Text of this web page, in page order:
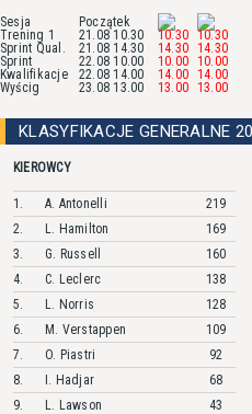
Sesja
Początek
Trening 1
21.08 10.30
Sprint Qual.
21.08 14.30
Sprint
22.08 10.00
Kwalifikacje
22.08 14.00
Wyścig
23.08 13.00
10.30
14.30
10.00
14.00
13.00
10.30
14.30
10.00
14.00
13.00
KLASYFIKACJE GENERALNE
KIEROWCY
1. A. Antonelli
219
2.
L. Hamilton
169
3.
G. Russell
160
4.
C. Leclerc
138
5.
L. Norris
128
6.
M. Verstappen
109
7.
O. Piastri
92
8.
I. Hadjar
68
9.
L. Lawson
43